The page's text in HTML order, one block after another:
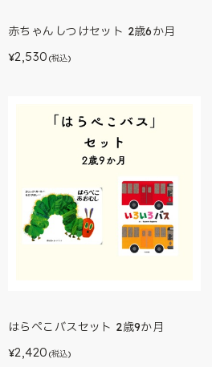
赤ちゃんしつけセット 2歳6か月
¥2,530 (税込)
はらぺこバスセット 2歳9か月
¥2,420 (税込)